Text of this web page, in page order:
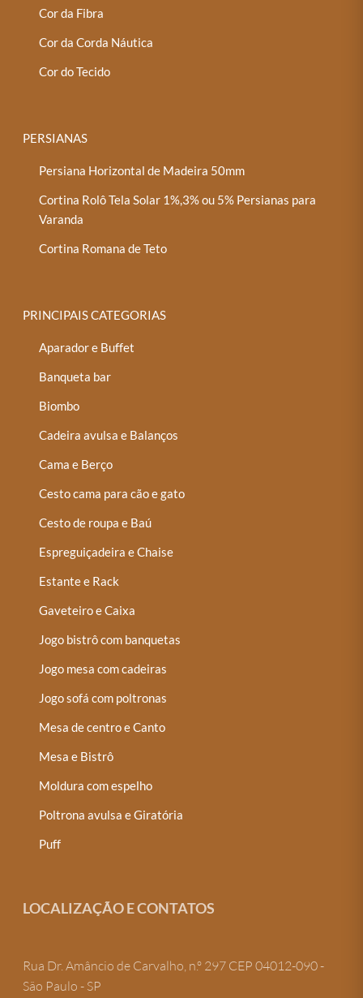
Cor da Fibra
Cor da Corda Náutica
Cor do Tecido
PERSIANAS
Persiana Horizontal de Madeira 50mm
Cortina Rolô Tela Solar 1%,3% ou 5% Persianas para
Varanda
Cortina Romana de Teto
PRINCIPAIS CATEGORIAS
Aparador e Buffet
Banqueta bar
Biombo
Cadeira avulsa e Balanços
Cama e Berço
Cesto cama para cão e gato
Cesto de roupa e Baú
Espreguiçadeira e Chaise
Estante e Rack
Gaveteiro e Caixa
Jogo bistrô com banquetas
Jogo mesa com cadeiras
Jogo sofá com poltronas
Mesa de centro e Canto
Mesa e Bistrô
Moldura com espelho
Poltrona avulsa e Giratória
Puff
LOCALIZAÇÃO E CONTATOS
Rua Dr. Amâncio de Carvalho, n.º 297 CEP 04012-090 -
São Paulo - SP